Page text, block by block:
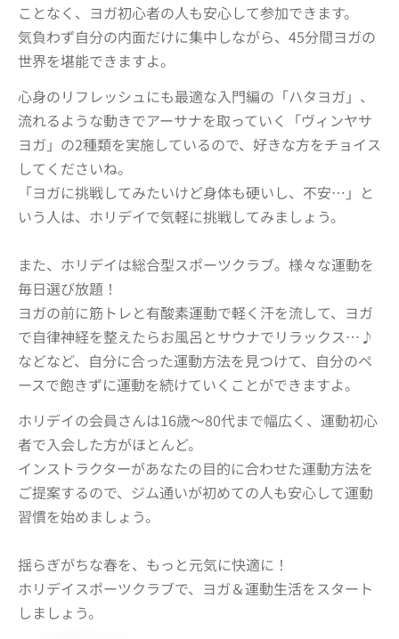
ことなく、ヨガ初心者の人も安心して参加できます。
気負わず自分の内面だけに集中しながら、45分間ヨガの
世界を堪能できますよ。
心身のリフレッシュにも最適な入門編の「ハタヨガ」、
流れるような動きでアーサナを取っていく「ヴィンヤサ
ヨガ」の2種類を実施しているので、好きな方をチョイス
してくださいね。
「ヨガに挑戦してみたいけど身体も硬いし、不安…」と
いう人は、ホリデイで気軽に挑戦してみましょう。
また、ホリデイは総合型スポーツクラブ。様々な運動を
毎日選び放題！
ヨガの前に筋トレと有酸素運動で軽く汗を流して、ヨガ
で自律神経を整えたらお風呂とサウナでリラックス…♪
などなど、自分に合った運動方法を見つけて、自分のペ
ースで飽きずに運動を続けていくことができますよ。
ホリデイの会員さんは16歳～80代まで幅広く、 運動初心
者で入会した方がほとんど。
インストラクターがあなたの目的に合わせた運動方法を
ご提案するので、ジム通いが初めての人も安心して運動
習慣を始めましょう。
揺らぎがちな春を、もっと元気に快適に！
ホリデイスポーツクラブで、ヨガ＆運動生活をスタート
しましょう。